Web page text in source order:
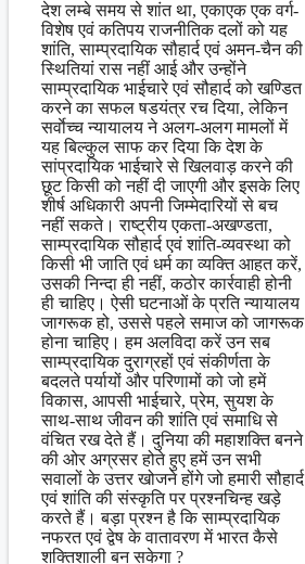
देश लम्बे समय से शांत था, एकाएक एक वर्ग-
विशेष एवं कतिपय राजनीतिक दलों को यह
शांति, साम्प्रदायिक सौहार्द एवं अमन-चैन की
स्थितियां रास नहीं आई और उन्होंने
साम्प्रदायिक भाईचारे एवं सौहार्द को खण्डित
करने का सफल षडयंत्र रच दिया, लेकिन
सर्वाेच्च न्यायालय ने अलग-अलग मामलों में
यह बिल्कुल साफ कर दिया कि देश के
सांप्रदायिक भाईचारे से खिलवाड़ करने की
छूट किसी को नहीं दी जाएगी और इसके लिए
शीर्ष अधिकारी अपनी जिम्मेदारियों से बच
नहीं सकते। राष्ट्रीय एकता-अखण्डता,
साम्प्रदायिक सौहार्द एवं शांति-व्यवस्था को
किसी भी जाति एवं धर्म का व्यक्ति आहत करें,
उसकी निन्दा ही नहीं, कठोर कार्रवाही होनी
ही चाहिए। ऐसी घटनाओं के प्रति न्यायालय
जागरूक हो, उससे पहले समाज को जागरूक
होना चाहिए। हम अलविदा करें उन सब
साम्प्रदायिक दुराग्रहों एवं संकीर्णता के
बदलते पर्यायों और परिणामों को जो हमें
विकास, आपसी भाईचारे, प्रेम, सुयश के
साथ-साथ जीवन की शांति एवं समाधि से
वंचित रख देते हैं। दुनिया की महाशक्ति बनने
की ओर अग्रसर होते हुए हमें उन सभी
सवालों के उत्तर खोजने होंगे जो हमारी सौहार्द
एवं शांति की संस्कृति पर प्रश्नचिन्ह खड़े
करते हैं। बड़ा प्रश्न है कि साम्प्रदायिक
नफरत एवं द्वेष के वातावरण में भारत कैसे
शक्तिशाली बन सकेगा ?